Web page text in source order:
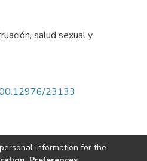
, salud sexual y
23133
information for the